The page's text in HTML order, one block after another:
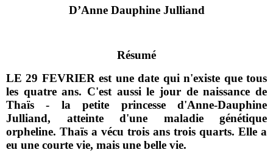
D’Anne Dauphine Julliand
Résumé
LE 29 FEVRIER est une date qui n'existe que tous
les quatre ans. C'est aussi le jour de naissance de
Thaïs - la petite princesse d'Anne-Dauphine
Julliand, atteinte d'une maladie génétique
orpheline. Thaïs a vécu trois ans trois quarts. Elle a
eu une courte vie, mais une belle vie.